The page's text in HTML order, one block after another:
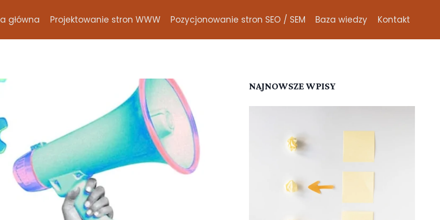
główna Projektowanie stron WWW Pozycjonowanie stron SEO / SEM Baza wiedzy Kontakt
NAJNOWSZE WPISY